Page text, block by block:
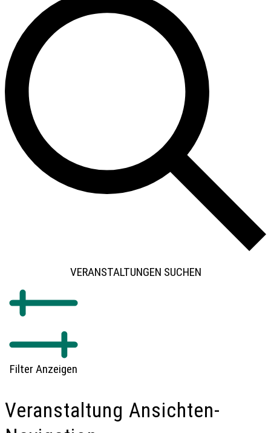
VERANSTALTUNGEN SUCHEN
Filter Anzeigen
Veranstaltung Ansichten-